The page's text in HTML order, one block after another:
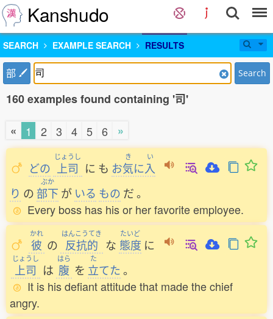
Kanshudo
SEARCH EXAMPLE SEARCH RESULTS
部 Search
160 examples found containing '司'
« 1 2 3 4 5 6 »
どの
じょうし
上司 に も お
き
気に
い
入
り の
ぶか
部下 が いる もの だ。
Every boss has his or her favorite employee.
かれ
彼 の
はんこうてき
反抗的 な
たいど
態度 に
じょうし
上司 は
はら
腹 を
た
立てた。
It is his defiant attitude that made the chief
angry.